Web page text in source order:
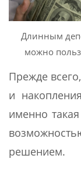
Длинным
можно
Прежде
и
именно
решением.